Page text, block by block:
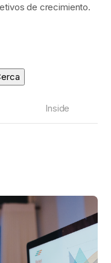
de crecimiento.
Inside